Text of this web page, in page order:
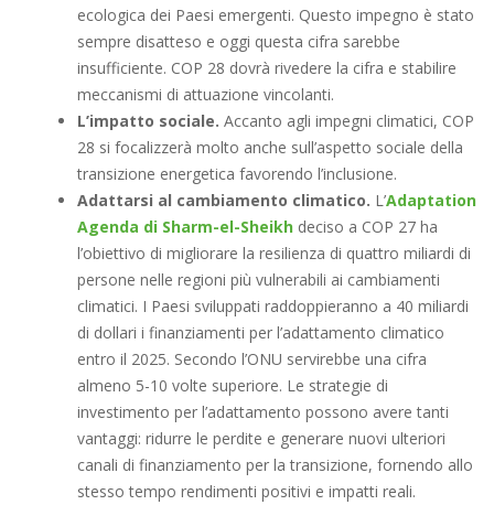
ecologica dei Paesi emergenti. Questo impegno è stato
sempre disatteso e oggi questa cifra sarebbe
insufficiente. COP 28 dovrà rivedere la cifra e stabilire
meccanismi di attuazione vincolanti.
L’impatto sociale. Accanto agli impegni climatici, COP
28 si focalizzerà molto anche sull’aspetto sociale della
transizione energetica favorendo l’inclusione.
Adattarsi al cambiamento climatico. L’Adaptation
Agenda di Sharm-el-Sheikh deciso a COP 27 ha
l’obiettivo di migliorare la resilienza di quattro miliardi di
persone nelle regioni più vulnerabili ai cambiamenti
climatici. I Paesi sviluppati raddoppieranno a 40 miliardi
di dollari i finanziamenti per l’adattamento climatico
entro il 2025. Secondo l’ONU servirebbe una cifra
almeno 5-10 volte superiore. Le strategie di
investimento per l’adattamento possono avere tanti
vantaggi: ridurre le perdite e generare nuovi ulteriori
canali di finanziamento per la transizione, fornendo allo
stesso tempo rendimenti positivi e impatti reali.